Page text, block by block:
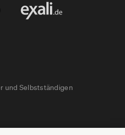
und Selbstständigen